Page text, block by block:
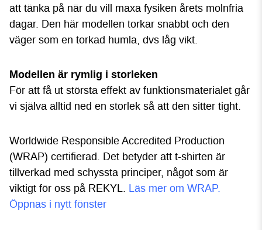
att tänka på när du vill maxa fysiken årets molnfria
dagar. Den här modellen torkar snabbt och den
väger som en torkad humla, dvs låg vikt.
Modellen är rymlig i storleken
För att få ut största effekt av funktionsmaterialet går
vi själva alltid ned en storlek så att den sitter tight.
Worldwide Responsible Accredited Production
(WRAP) certifierad. Det betyder att t-shirten är
tillverkad med schyssta principer, något som är
viktigt för oss på REKYL. Läs mer om WRAP.
Öppnas i nytt fönster